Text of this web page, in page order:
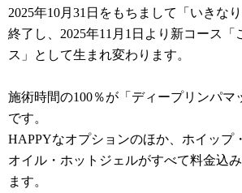
2025年10月31日をもちまして「いきな
終了し、2025年11月1日より新コース「
ス」として生まれ変わります。
施術時間の100％が「ディープリンパマ
です。
HAPPYなオプションのほか、ホイップ
オイル・ホットジェルがすべて料金込
ます。